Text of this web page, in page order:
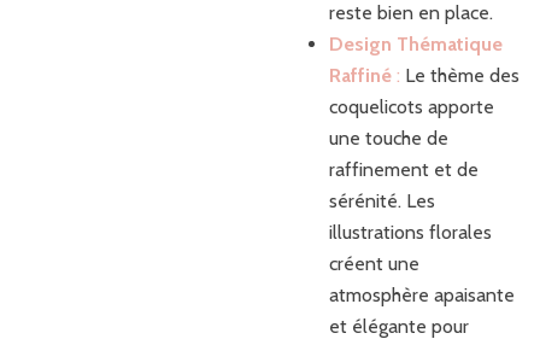
reste bien en place.
Design Thématique
Raffiné : Le thème des
coquelicots apporte
une touche de
raffinement et de
sérénité. Les
illustrations florales
créent une
atmosphère apaisante
et élégante pour